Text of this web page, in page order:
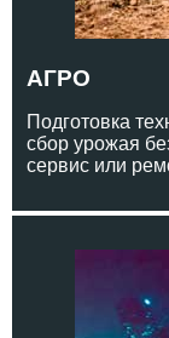
АГРО
Подготовка
сбор урожая
сервис или